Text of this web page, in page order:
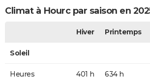
Climat à Hourc par saison en
Hiver Printemps
Soleil
Heures
401 h 634 h